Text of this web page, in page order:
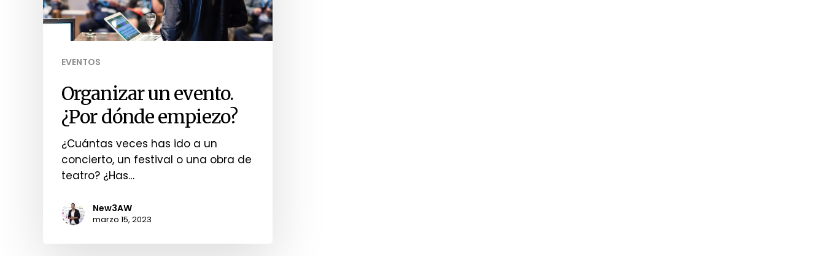
EVENTOS
Organizar un evento.
¿Por dónde empiezo?
¿Cuántas veces has ido a un
concierto, un festival o una obra de
teatro? ¿Has…
New3AW
marzo 15, 2023